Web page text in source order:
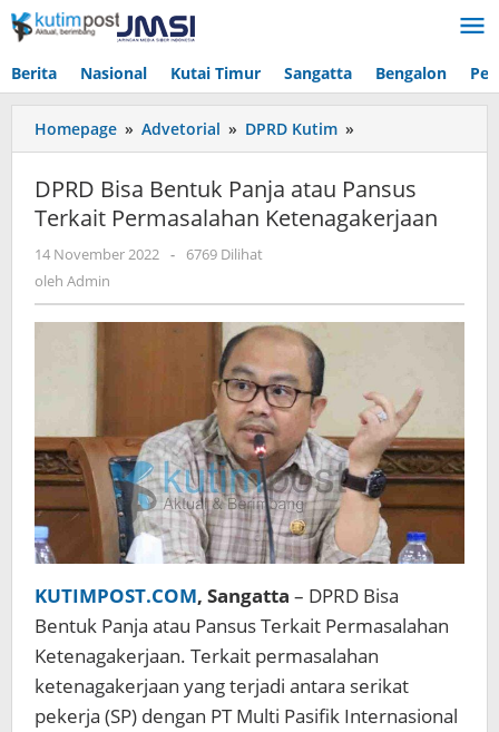
Lewati
ke
Berita Nasional Kutai Timur Sangatta Bengalon
Homepage » Advetorial » DPRD Kutim »
Bisa
Panja
atau
DPRD Bisa Bentuk Panja atau Pansus
Terkait Permasalahan Ketenagakerjaan
14 November 2022 oleh
-
6769 Dilihat
oleh Admin
KUTIMPOST.COM, Sangatta – DPRD Bisa
Bentuk Panja atau Pansus Terkait Permasalahan
Ketenagakerjaan. Terkait permasalahan
ketenagakerjaan yang terjadi antara serikat
pekerja (SP) dengan PT Multi Pasifik Internasional